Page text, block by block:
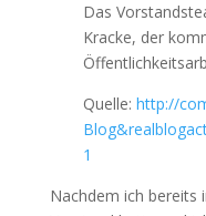
Das
Kracke, der
Quelle: http://
1
Nachdem ich bereits